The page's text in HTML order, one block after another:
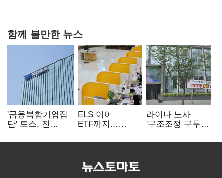
함께 볼만한 뉴스
'금융복합기업집
단' 토스, 전
표준화
ELS 이어
ETF까지…
제동 걸린 은행
라이나 노사
'구조조정 구두